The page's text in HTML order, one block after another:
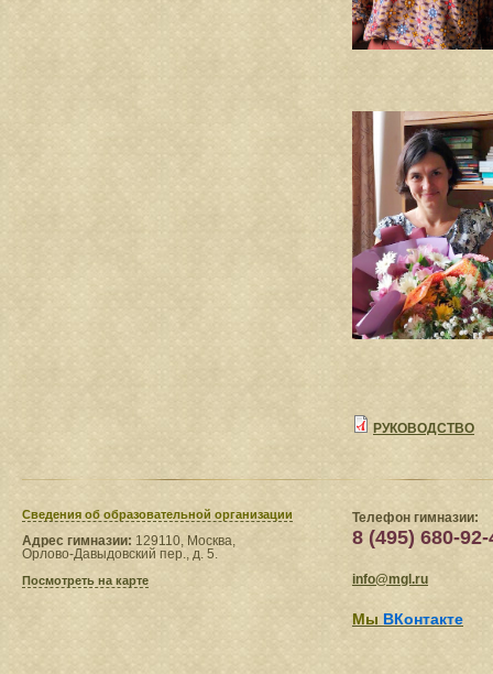
РУКОВОДСТВО
Сведения​ об образовательной организации
Адрес гимназии: 129110, Москва,
Орлово-Давыдовский пер., д. 5.
Посмотреть на карте
Телефон гимназии:
8 (495) 680-92-
info@mgl.ru
Мы ВКонтакте